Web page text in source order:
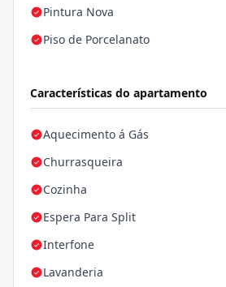
Pintura Nova
Piso de Porcelanato
Características do apartamento
Aquecimento á Gás
Churrasqueira
Cozinha
Espera Para Split
Interfone
Lavanderia